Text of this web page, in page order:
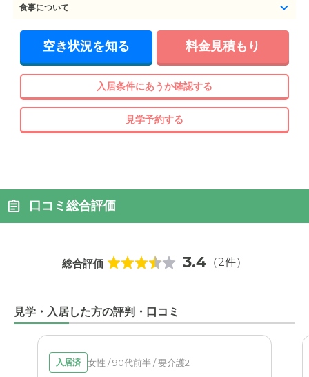
食事について
空き状況を知る 料金見積もり
入居条件にあうか確認する
見学予約する
口コミ総合評価
総合評価 3.4 （2件）
見学・入居した方の評判・口コミ
入居済 女性 / 90代前半 / 要介護2